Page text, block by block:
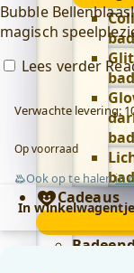
Cadeaus
,
75.
,
59.
Bubble
magisch
Lees verder
Verwachte levering:
Op voorraad
Ook op te halenin
In winkelwagentje